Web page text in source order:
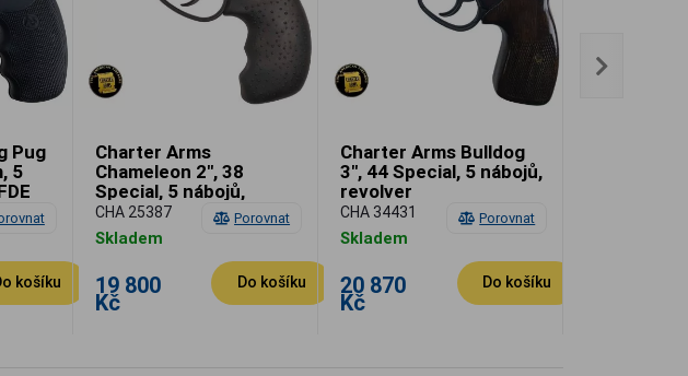
Pug
5
košíku
Porovnat
Charter Arms
Chameleon 2", 38
Special, 5 nábojů,
revolver
CHA 25387
Skladem
19 800
Kč
Do košíku
Porovnat
Charter Arms Bulldog
3", 44 Special, 5 nábojů,
revolver
CHA 34431
Skladem
20 870
Kč
Do košíku